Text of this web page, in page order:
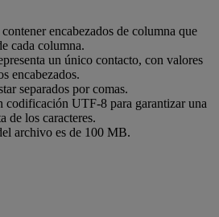
encabezados de columna que
cada columna.
un único contacto, con valores
encabezados.
separados por comas.
codificación UTF-8 para garantizar una
de los caracteres.
archivo es de 100 MB.